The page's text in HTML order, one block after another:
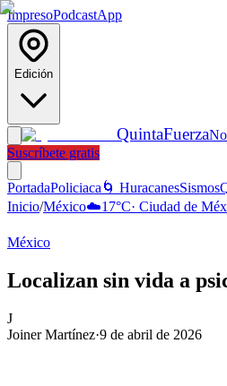
ImpresoPodcastApp
Edición
QuintaFuerza
Suscríbete gratis
PortadaPoliciaca 🌀 HuracanesSismos
Inicio/México☁️17°C· Ciudad de
México
Localizan sin vida a
J
Joiner Martínez·9 de abril de 2026